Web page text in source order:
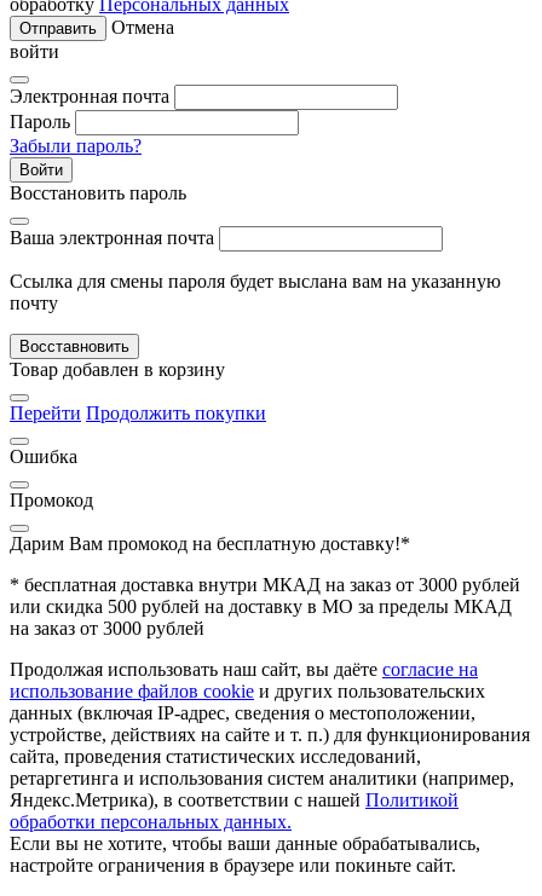
обработку Персональных данных
Отправить
Отмена
войти
Электронная почта
Пароль
Забыли пароль?
Войти
Восстановить пароль
Ваша электронная почта
Ссылка для смены пароля будет выслана вам на указанную
почту
Восставновить
Товар добавлен в корзину
Перейти Продолжить покупки
Ошибка
Промокод
Дарим Вам промокод на бесплатную доставку!*
* бесплатная доставка внутри МКАД на заказ от 3000 рублей
или скидка 500 рублей на доставку в МО за пределы МКАД
на заказ от 3000 рублей
Продолжая использовать наш сайт, вы даёте согласие на
использование файлов cookie и других пользовательских
данных (включая IP-адрес, сведения о местоположении,
устройстве, действиях на сайте и т. п.) для функционирования
сайта, проведения статистических исследований,
ретаргетинга и использования систем аналитики (например,
Яндекс.Метрика), в соответствии с нашей Политикой
обработки персональных данных.
Если вы не хотите, чтобы ваши данные обрабатывались,
настройте ограничения в браузере или покиньте сайт.